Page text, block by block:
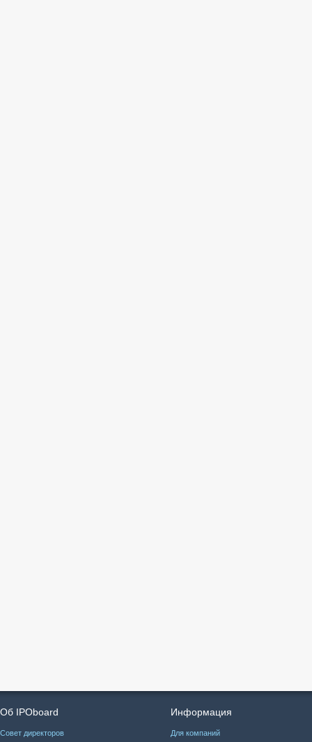
Об IPOboard
Совет директоров
Информация
Для компаний